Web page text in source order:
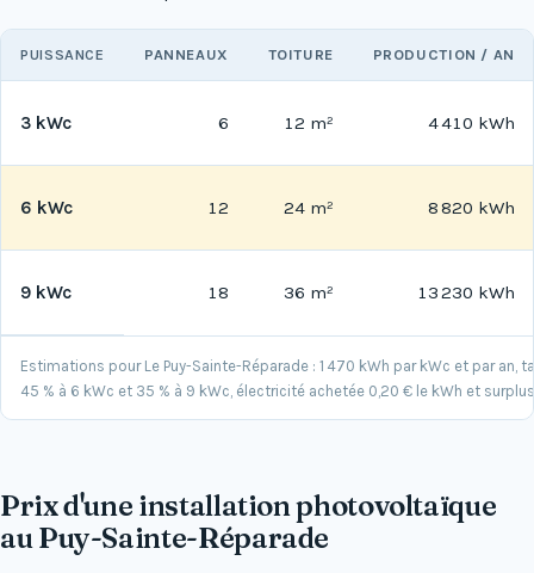
Estimations pour Le Puy-Sainte-Réparade : 1 470 kWh par kWc et par
45 % à 6 kWc et 35 % à 9 kWc, électricité achetée 0,20 € le kWh et
PUISSANCE PANNEAUX TOITURE PRODUCTION / AN
3 kWc 6 12 m² 4 410 kWh
6 kWc 12 24 m² 8 820 kWh
9 kWc 18 36 m² 13 230 kWh
Prix d'une installation photovoltaïque
au Puy-Sainte-Réparade